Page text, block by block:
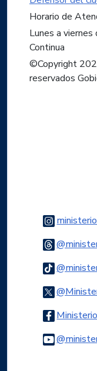
Horario de
Lunes a viernes
Continua
©Copyright
reservados